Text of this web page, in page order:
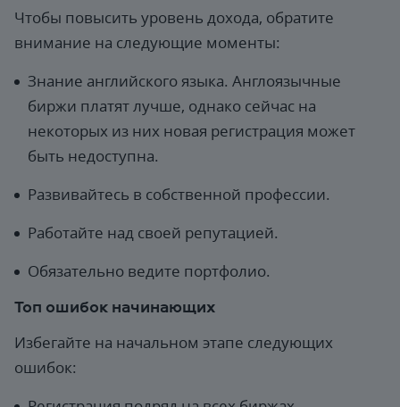
Чтобы повысить уровень дохода, обратите
внимание на следующие моменты:
Знание английского языка. Англоязычные
биржи платят лучше, однако сейчас на
некоторых из них новая регистрация может
быть недоступна.
Развивайтесь в собственной профессии.
Работайте над своей репутацией.
Обязательно ведите портфолио.
Топ ошибок начинающих
Избегайте на начальном этапе следующих
ошибок: